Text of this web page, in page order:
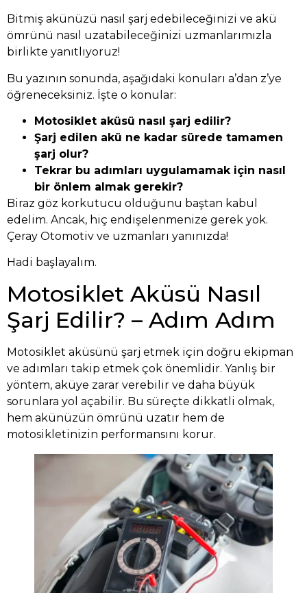
Bitmiş akünüzü nasıl şarj edebileceğinizi ve akü
ömrünü nasıl uzatabileceğinizi uzmanlarımızla
birlikte yanıtlıyoruz!
Bu yazının sonunda, aşağıdaki konuları a’dan z’ye
öğreneceksiniz. İşte o konular:
Motosiklet aküsü nasıl şarj edilir?
Şarj edilen akü ne kadar sürede tamamen
şarj olur?
Tekrar bu adımları uygulamamak için nasıl
bir önlem almak gerekir?
Biraz göz korkutucu olduğunu baştan kabul
edelim. Ancak, hiç endişelenmenize gerek yok.
Çeray Otomotiv ve uzmanları yanınızda!
Hadi başlayalım.
Motosiklet Aküsü Nasıl
Şarj Edilir? – Adım Adım
Motosiklet aküsünü şarj etmek için doğru ekipman
ve adımları takip etmek çok önemlidir. Yanlış bir
yöntem, aküye zarar verebilir ve daha büyük
sorunlara yol açabilir. Bu süreçte dikkatli olmak,
hem akünüzün ömrünü uzatır hem de
motosikletinizin performansını korur.